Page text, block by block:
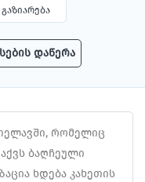
გაზიარება
დაწერა
რომელიც
ბაღჩეული
ხდება კახეთის